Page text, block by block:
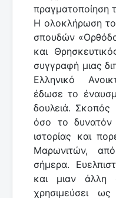
πραγματοποίηση
Η ολοκλήρωση
σπουδών
και
συγγραφή μιας
Ελληνικό
έδωσε το
δουλειά.
όσο το δυνατόν
ιστορίας και
Μαρωνιτών,
σήμερα.
και μιαν άλλη
χρησιμεύσει